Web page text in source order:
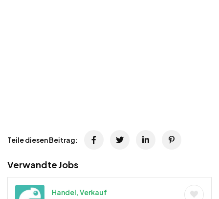
Teile diesen Beitrag:
Verwandte Jobs
Handel, Verkauf